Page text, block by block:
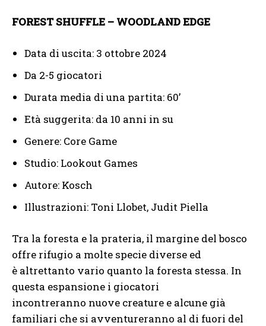
FOREST SHUFFLE – WOODLAND EDGE
Data di uscita: 3 ottobre 2024
Da 2-5 giocatori
Durata media di una partita: 60’
Età suggerita: da 10 anni in su
Genere: Core Game
Studio: Lookout Games
Autore: Kosch
Illustrazioni: Toni Llobet, Judit Piella
Tra la foresta e la prateria, il margine del bosco
offre rifugio a molte specie diverse ed
è altrettanto vario quanto la foresta stessa. In
questa espansione i giocatori
incontreranno nuove creature e alcune già
familiari che si avventureranno al di fuori del